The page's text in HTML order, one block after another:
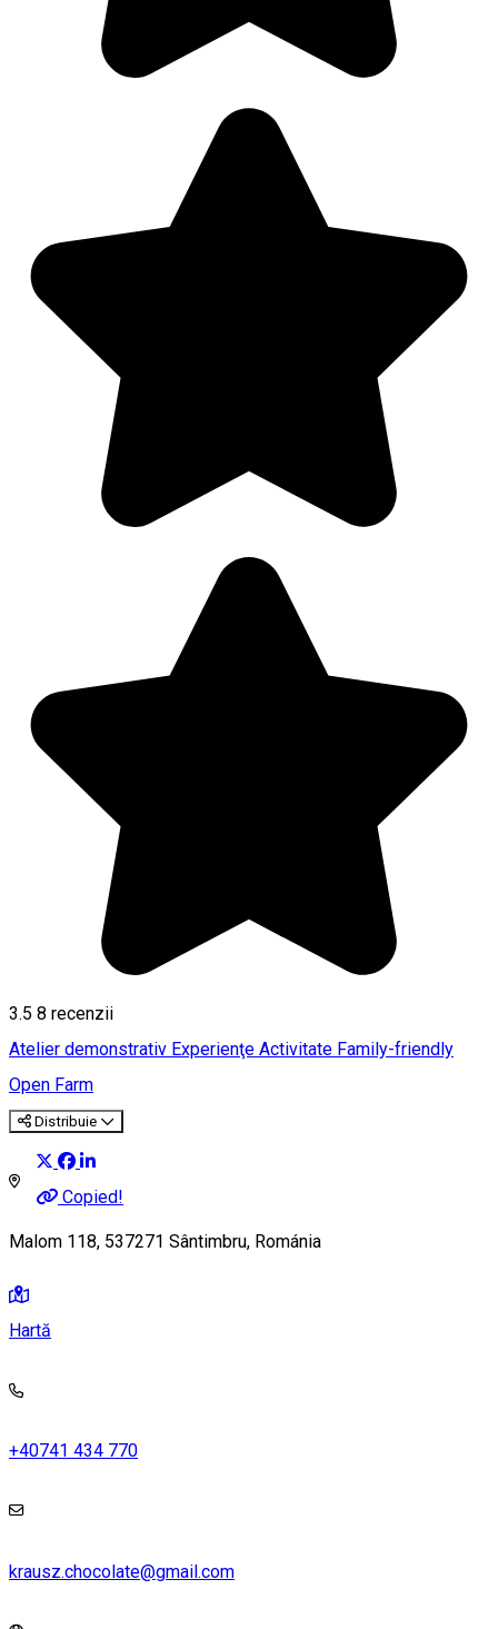
3.5 8 recenzii
Atelier demonstrativ Experienţe Activitate Family-friendly
Open Farm
Distribuie
Copied!
Malom 118, 537271 Sântimbru, Románia
Hartă
+40741 434 770
krausz.chocolate@gmail.com